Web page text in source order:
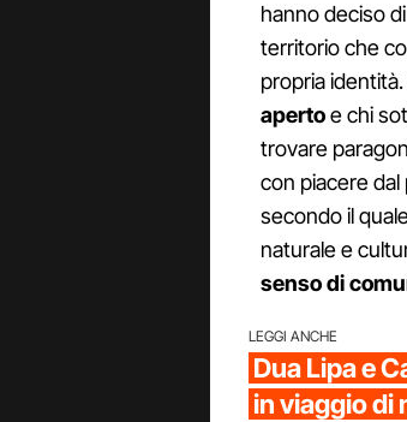
hanno deciso
territorio che
propria
apertoe chi
trovare
con piacere dal
secondo il
naturale e
senso di
LEGGI ANCHE
Dua Lipa e
in viaggio di